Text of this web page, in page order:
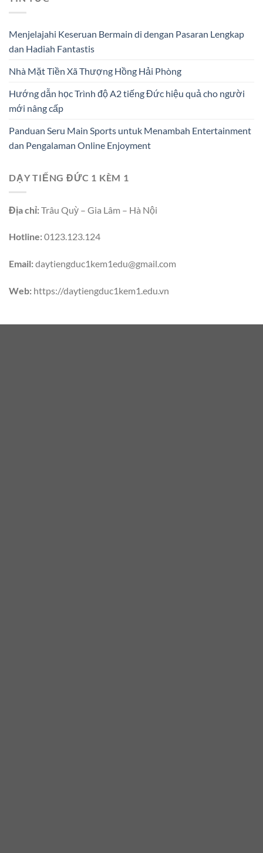
Menjelajahi Keseruan Bermain di dengan Pasaran Lengkap
dan Hadiah Fantastis
Nhà Mặt Tiền Xã Thượng Hồng Hải Phòng
Hướng dẫn học Trình độ A2 tiếng Đức hiệu quả cho người
mới nâng cấp
Panduan Seru Main Sports untuk Menambah Entertainment
dan Pengalaman Online Enjoyment
DẠY TIẾNG ĐỨC 1 KÈM 1
Địa chỉ:Trâu Quỳ – Gia Lâm – Hà Nội
Hotline:0123.123.124
Email:daytiengduc1kem1edu@gmail.com
Web: https://daytiengduc1kem1.edu.vn